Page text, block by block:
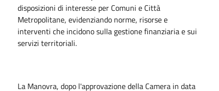
disposizioni di interesse per Comuni e Città
Metropolitane, evidenziando norme, risorse e
interventi che incidono sulla gestione finanziaria e sui
servizi territoriali.
La Manovra, dopo l'approvazione della Camera in data